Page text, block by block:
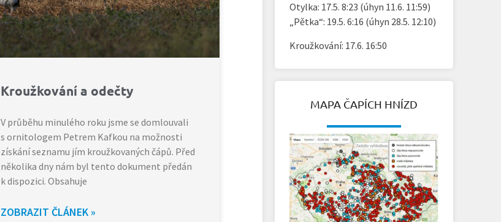
Kroužkování a odečty
V průběhu minulého roku jsme se domlouvali
s ornitologem Petrem Kafkou na možnosti
získání seznamu jím kroužkovaných čápů. Před
několika dny nám byl tento dokument předán
k dispozici. Obsahuje
ZOBRAZIT ČLÁNEK »
Otylka: 17.5. 8:23 (úhyn 11.6. 11:59)
„Pětka“: 19.5. 6:16 (úhyn 28.5. 12:10)
Kroužkování: 17.6. 16:50
MAPA ČAPÍCH HNÍZD